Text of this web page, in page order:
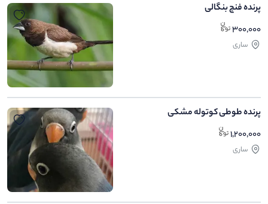
پرنده فنچ بنگالی
300,000
ساری
پرنده طوطی کوتوله مشکی
1,200,000
ساری